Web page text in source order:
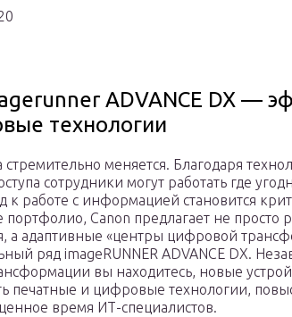
ADVANCE DX —
технологии
стремительно меняется. Благодаря
сотрудники могут работать где
к работе с информацией становится
портфолио, Canon предлагает не просто
а адаптивные «центры цифровой
ряд imageRUNNER ADVANCE DX.
вы находитесь, новые
печатные и цифровые технологии,
время ИТ-специалистов.